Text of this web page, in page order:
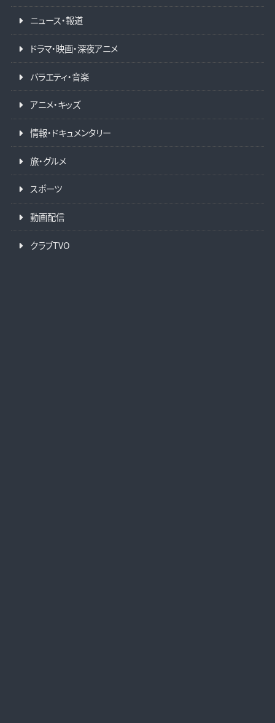
ニュース・報道
ドラマ・映画・深夜アニメ
バラエティ・音楽
アニメ・キッズ
情報・ドキュメンタリー
旅・グルメ
スポーツ
動画配信
クラブTVO